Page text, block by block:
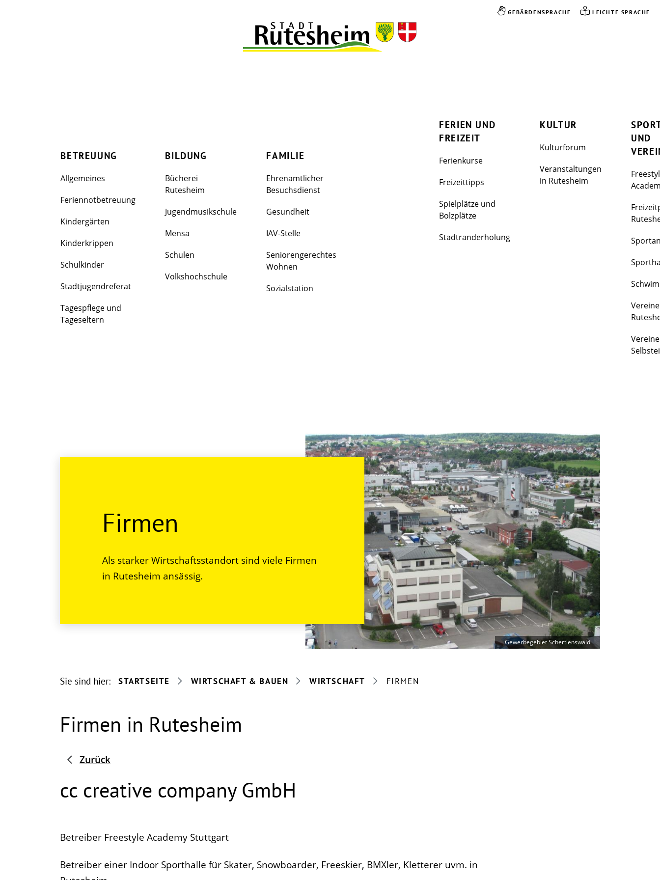
GEBÄRDENSPRACHE LEICHTE SPRACHE
FAMILIE
BILDUNG
BETREUUNG
Allgemeines
Feriennotbetreuung
Kindergärten
Kinderkrippen
Schulkinder
Stadtjugendreferat
Tagespflege und
Tageseltern
BILDUNG
Bücherei
Rutesheim
Jugendmusikschule
Mensa
Schulen
Volkshochschule
FAMILIE
Ehrenamtlicher
Besuchsdienst
Gesundheit
IAV-Stelle
Seniorengerechtes
Wohnen
Sozialstation
FERIEN UND
FREIZEIT
Ferienkurse
Freizeittipps
Spielplätze und
Bolzplätze
Stadtranderholung
KULTUR
Kulturforum
Veranstaltungen
in Rutesheim
UND
Vereine
Firmen
Als starker Wirtschaftsstandort sind viele Firmen
in Rutesheim ansässig.
Gewerbegebiet Schertlenswald
Sie sind hier: STARTSEITE WIRTSCHAFT & BAUEN WIRTSCHAFT FIRMEN
Firmen in Rutesheim
Zurück
cc creative company GmbH
Betreiber Freestyle Academy Stuttgart
Betreiber einer Indoor Sporthalle für Skater, Snowboarder, Freeskier, BMXler, Kletterer uvm. in